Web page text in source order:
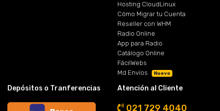
Hosting CloudLinux
Cómo Migrar tu Cuenta
Reseller con WHM
Radio Online
App para Radio
Catálogo Online
FácilWebs
Md Envíos
Nuevo
Depósitos o Tranferencias Atención al Cliente
021 729 4040